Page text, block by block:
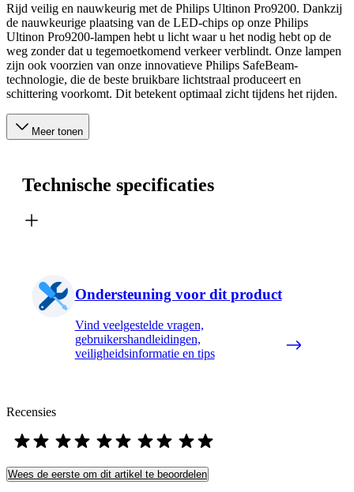
Rijd veilig en nauwkeurig met de Philips Ultinon Pro9200. Dankzij
de nauwkeurige plaatsing van de LED-chips op onze Philips
Ultinon Pro9200-lampen hebt u licht waar u het nodig hebt op de
weg zonder dat u tegemoetkomend verkeer verblindt. Onze lampen
zijn ook voorzien van onze innovatieve Philips SafeBeam-
technologie, die de beste bruikbare lichtstraal produceert en
schittering voorkomt. Dit betekent optimaal zicht tijdens het rijden.
Meer tonen
Technische specificaties
Ondersteuning voor dit product
Vind veelgestelde vragen,
gebruikershandleidingen,
veiligheidsinformatie en tips
Recensies
Wees de eerste om dit artikel te beoordelen